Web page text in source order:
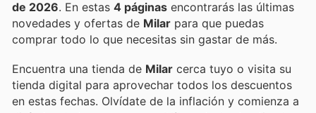
de 2026 . En estas 4 páginas encontrarás las últimas
novedades y ofertas de Milar para que puedas
comprar todo lo que necesitas sin gastar de más.
Encuentra una tienda de Milar cerca tuyo o visita su
tienda digital para aprovechar todos los descuentos
en estas fechas. Olvídate de la inflación y comienza a